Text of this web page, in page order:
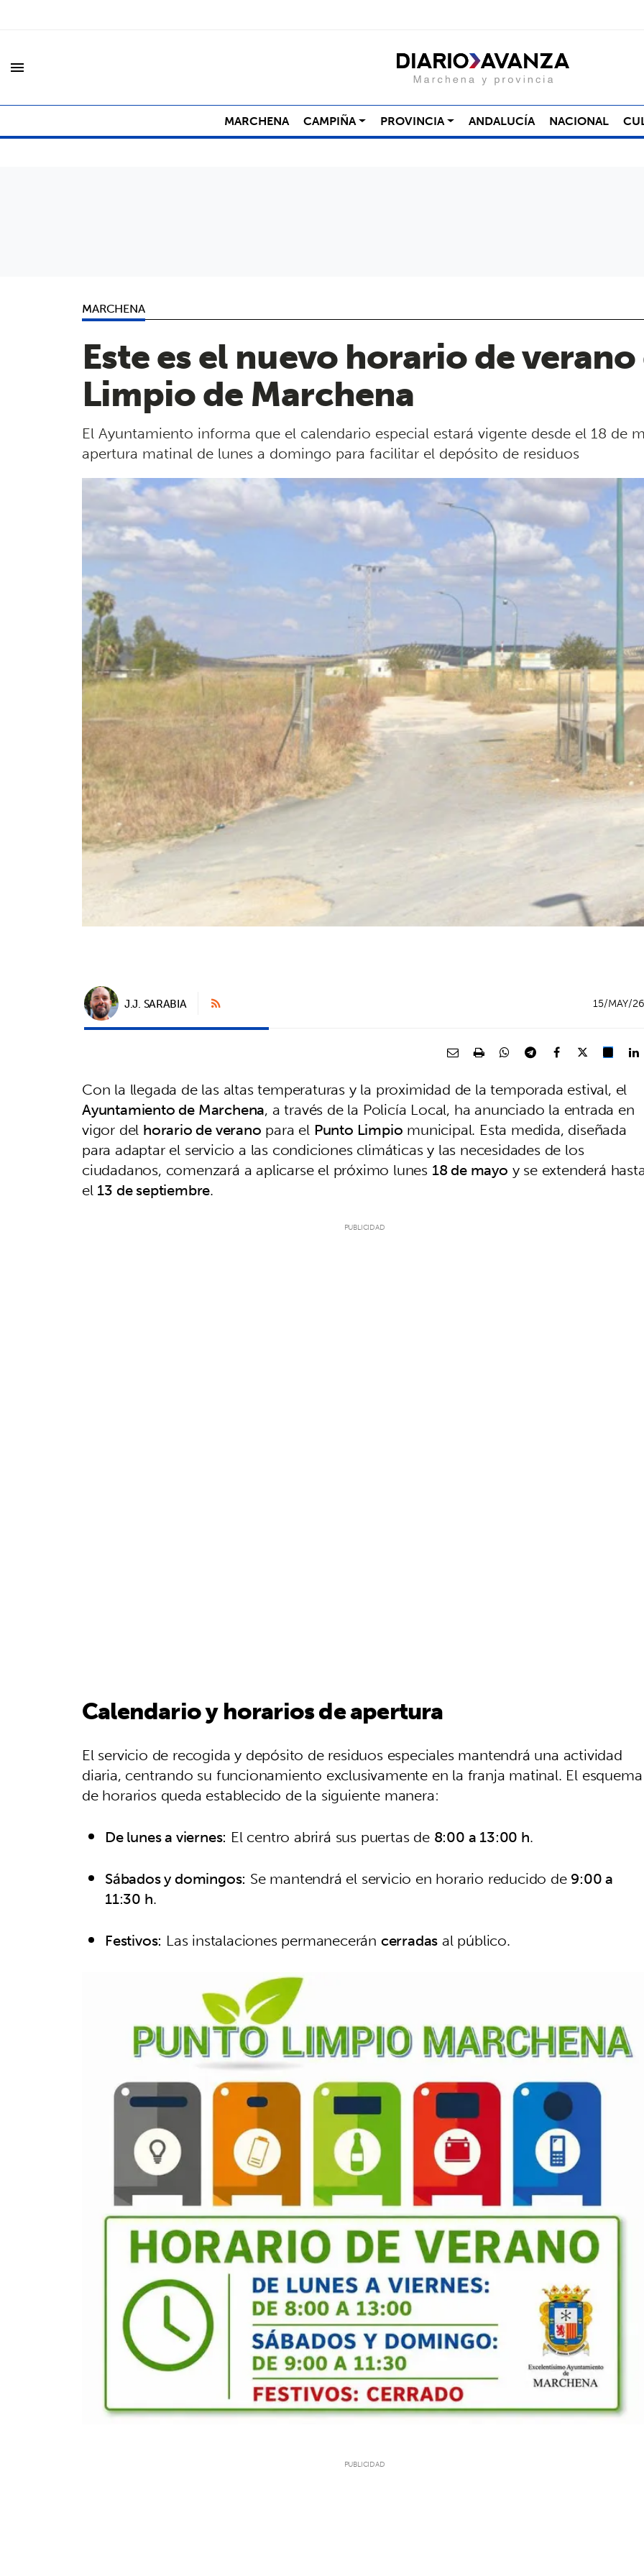
menu
MARCHENA CAMPIÑA PROVINCIA ANDALUCÍA NACIONAL
MARCHENA
Este es el nuevo horario de
Limpio de Marchena
El Ayuntamiento informa que el calendario especial estará vigente desde el 18 de
apertura matinal de lunes a domingo para facilitar el depósito de residuos
J.J. SARABIA 15/MAY/26
Con la llegada de las altas temperaturas y la proximidad de la temporada estival, el
Ayuntamiento de Marchena, a través de la Policía Local, ha anunciado la entrada en
vigor del horario de verano para el Punto Limpio municipal. Esta medida, diseñada
para adaptar el servicio a las condiciones climáticas y las necesidades de los
ciudadanos, comenzará a aplicarse el próximo lunes 18 de mayo y se extenderá
el13 de septiembre.
Calendario y horarios de apertura
El servicio de recogida y depósito de residuos especiales mantendrá una actividad
diaria, centrando su funcionamiento exclusivamente en la franja matinal. El esquema
de horarios queda establecido de la siguiente manera:
De lunes a viernes: El centro abrirá sus puertas de 8:00 a 13:00 h.
Sábados y domingos: Se mantendrá el servicio en horario reducido de9:00 a
11:30 h.
Festivos: Las instalaciones permanecerán cerradasal público.